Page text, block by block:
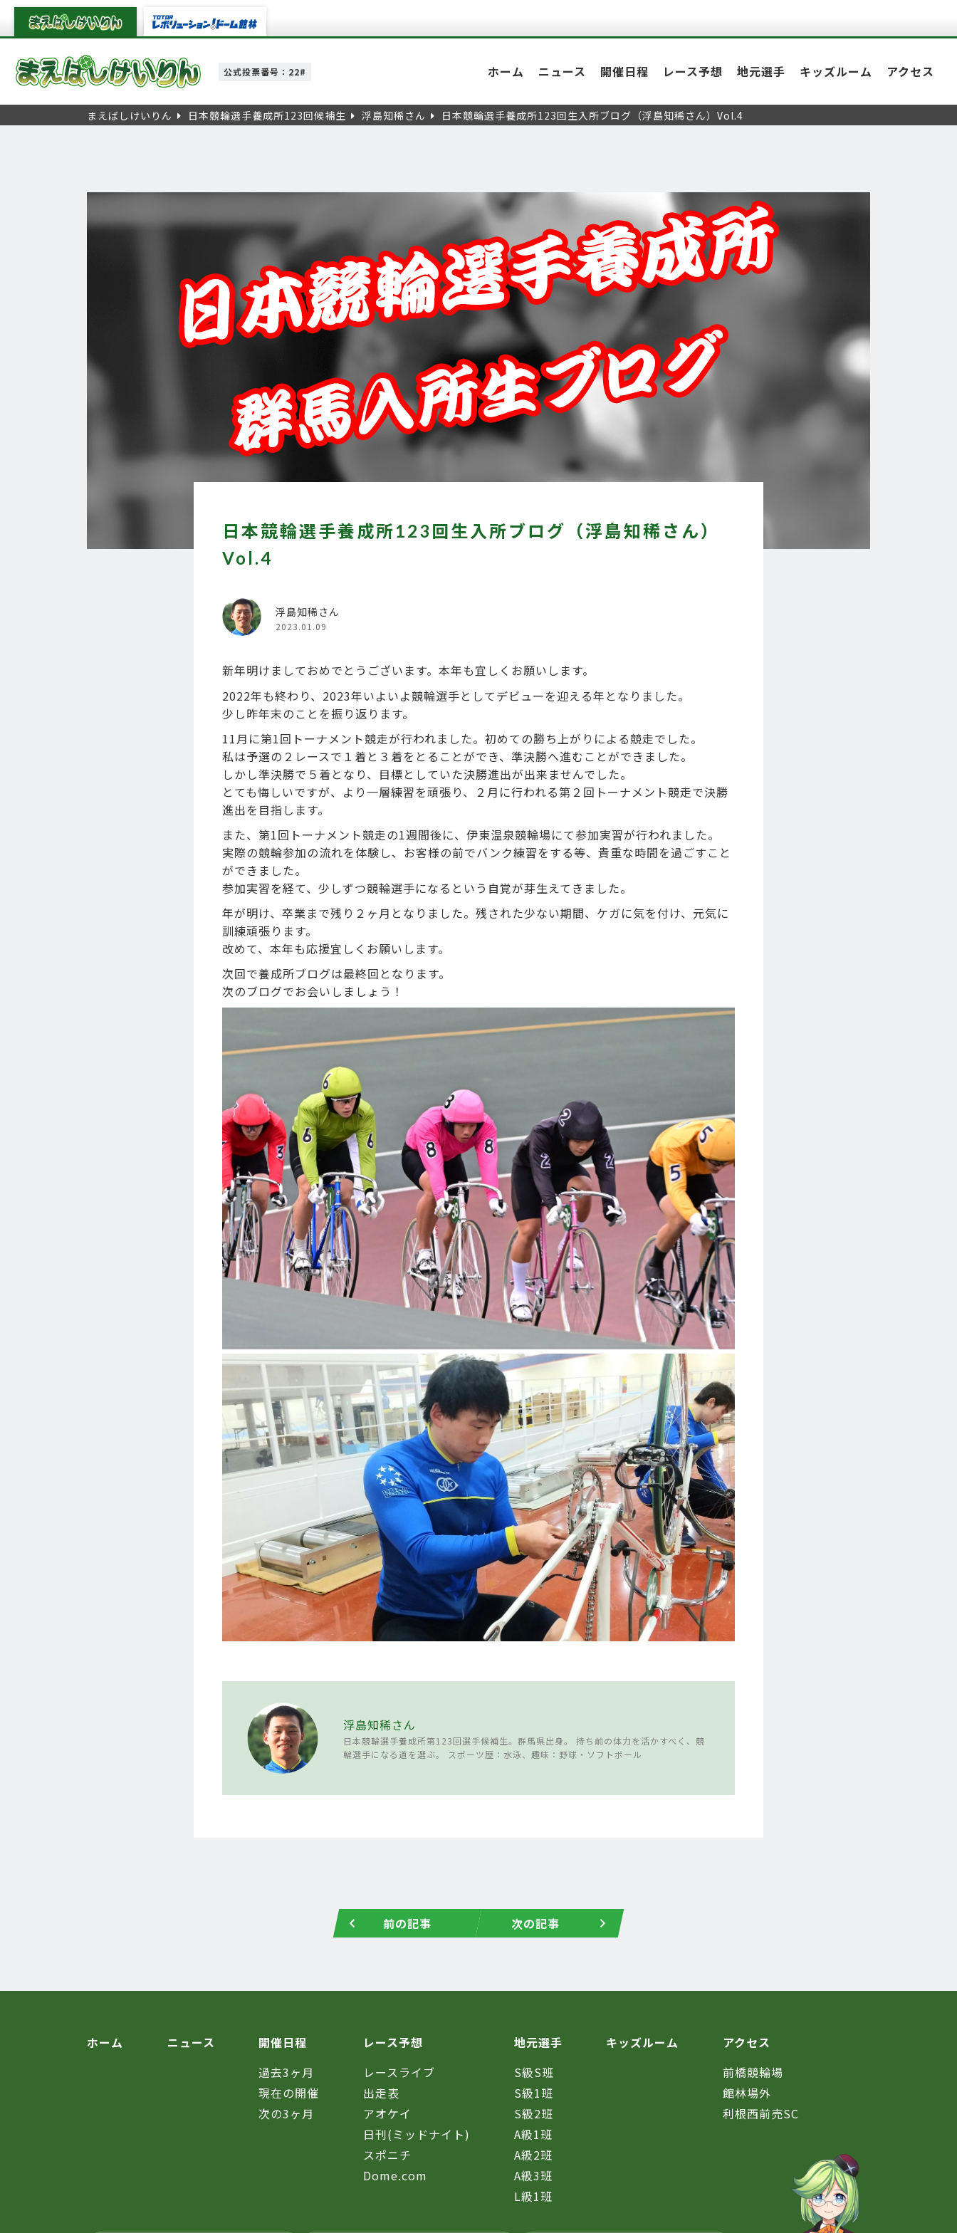
公式投票番号：22# ホーム ニュース 開催日程 レース予想 地元選手 キッズルーム アクセス
まえばしけいりん 日本競輪選手養成所123回候補生 浮島知稀さん 日本競輪選手養成所123回生入所ブログ（浮島知稀さん）Vol.4
日本競輪選手養成所123回生入所ブログ（浮島知稀さん）
Vol.4
浮島知稀さん
2023.01.09
新年明けましておめでとうございます。本年も宜しくお願いします。
2022年も終わり、2023年いよいよ競輪選手としてデビューを迎える年となりました。
少し昨年末のことを振り返ります。
11月に第1回トーナメント競走が行われました。初めての勝ち上がりによる競走でした。
私は予選の２レースで１着と３着をとることができ、準決勝へ進むことができました。
しかし準決勝で５着となり、目標としていた決勝進出が出来ませんでした。
とても悔しいですが、より一層練習を頑張り、２月に行われる第２回トーナメント競走で決勝
進出を目指します。
また、第1回トーナメント競走の1週間後に、伊東温泉競輪場にて参加実習が行われました。
実際の競輪参加の流れを体験し、お客様の前でバンク練習をする等、貴重な時間を過ごすこと
ができました。
参加実習を経て、少しずつ競輪選手になるという自覚が芽生えてきました。
年が明け、卒業まで残り２ヶ月となりました。残された少ない期間、ケガに気を付け、元気に
訓練頑張ります。
改めて、本年も応援宜しくお願いします。
次回で養成所ブログは最終回となります。
次のブログでお会いしましょう！
浮島知稀さん
日本競輪選手養成所第123回選手候補生。群馬県出身。 持ち前の体力を活かすべく、競
輪選手になる道を選ぶ。 スポーツ歴：水泳、趣味：野球・ソフトボール
前の記事 次の記事
ホーム ニュース
開催日程
過去3ヶ月
現在の開催
次の3ヶ月
レース予想
レースライブ
出走表
アオケイ
日刊(ミッドナイト)
スポニチ
Dome.com
地元選手
S級S班
S級1班
S級2班
A級1班
A級2班
A級3班
L級1班
キッズルーム
アクセス
前橋競輪場
館林場外
利根西前売SC